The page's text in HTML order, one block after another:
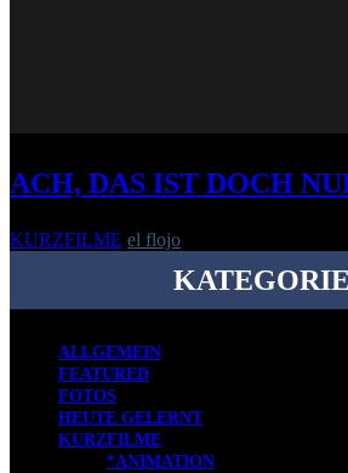
ACH, DAS IST DOCH
KURZFILME el flojo
ALLGEMEIN
FEATURED
FOTOS
HEUTE GELERNT
KURZFILME
*ANIMATION